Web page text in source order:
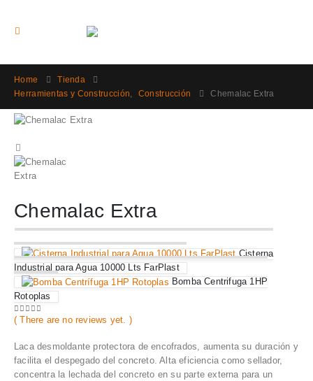
Home
Tienda
Herramientas y Construcción, Construcción Chemalac Extra
Chemalac Extra
Cisterna
Industrial para Agua 10000 Lts FarPlast
Bomba Centrifuga 1HP
Rotoplas
0 out of 5
( There are no reviews yet. )
Laca desmoldante protectora de encofrados, aumenta su duración y
facilita el despegado del concreto. Alta eficiencia como sellador,
concentra la lechada del concreto en su parte externa para un